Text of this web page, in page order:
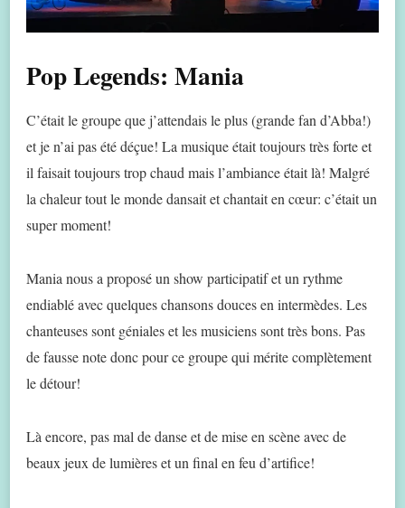
Pop Legends: Mania
C’était le groupe que j’attendais le plus (grande fan d’Abba!)
et je n’ai pas été déçue! La musique était toujours très forte et
il faisait toujours trop chaud mais l’ambiance était là! Malgré
la chaleur tout le monde dansait et chantait en cœur: c’était un
super moment!
Mania nous a proposé un show participatif et un rythme
endiablé avec quelques chansons douces en intermèdes. Les
chanteuses sont géniales et les musiciens sont très bons. Pas
de fausse note donc pour ce groupe qui mérite complètement
le détour!
Là encore, pas mal de danse et de mise en scène avec de
beaux jeux de lumières et un final en feu d’artifice!